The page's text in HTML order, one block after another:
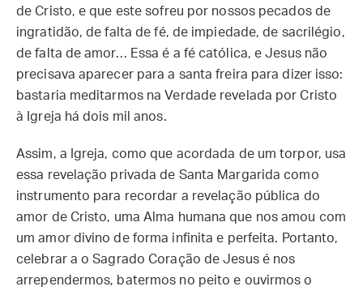
de Cristo, e que este sofreu por nossos pecados de
ingratidão, de falta de fé, de impiedade, de sacrilégio,
de falta de amor… Essa é a fé católica, e Jesus não
precisava aparecer para a santa freira para dizer isso:
bastaria meditarmos na Verdade revelada por Cristo
à Igreja há dois mil anos.
Assim, a Igreja, como que acordada de um torpor, usa
essa revelação privada de Santa Margarida como
instrumento para recordar a revelação pública do
amor de Cristo, uma Alma humana que nos amou com
um amor divino de forma infinita e perfeita. Portanto,
celebrar a o Sagrado Coração de Jesus é nos
arrependermos, batermos no peito e ouvirmos o